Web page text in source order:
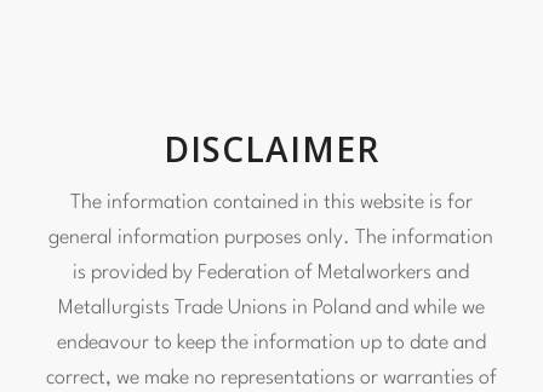
DISCLAIMER
The information contained in this website is for
general information purposes only. The information
is provided by Federation of Metalworkers and
Metallurgists Trade Unions in Polandand while we
endeavour to keep the information up to date and
correct, we make no representations or warranties of